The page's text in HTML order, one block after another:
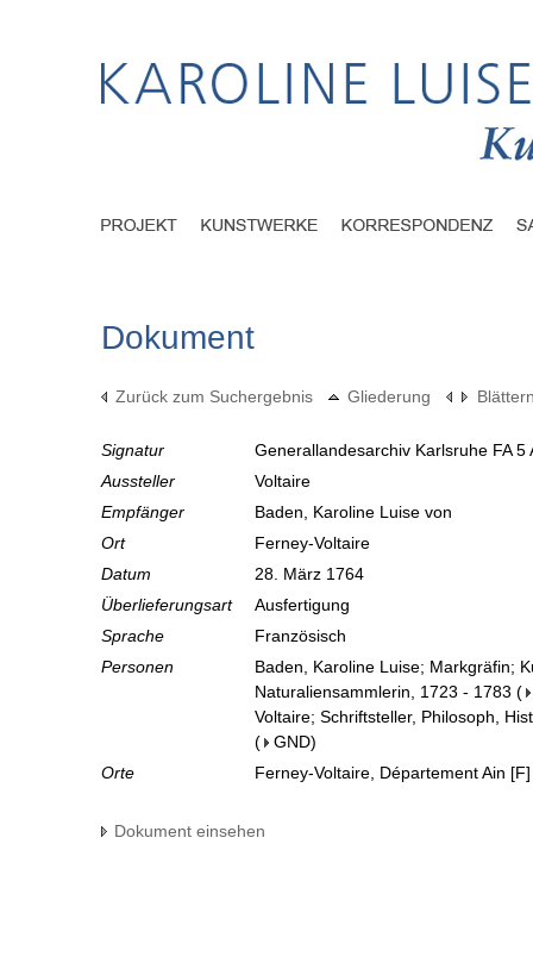
Dokument
Zurück zum Suchergebnis Gliederung
Signatur
Generallandesarchiv Karlsruhe FA
Aussteller
Voltaire
Empfänger
Baden, Karoline Luise von
Ort
Ferney-Voltaire
Datum
28. März 1764
Überlieferungsart
Ausfertigung
Sprache
Französisch
Personen
Baden, Karoline Luise; Markgräfin;
Naturaliensammlerin, 1723 - 1783 (
Voltaire; Schriftsteller, Philosoph,
(
GND)
Orte
Ferney-Voltaire, Département Ain [F]
Dokument einsehen